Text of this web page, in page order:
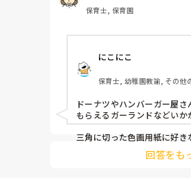
装飾や売り物を作ります。
かったら案をください。よろ
保育士, 保育園
にこにこ
保育士, 幼稚園教諭, その他
ドーナツやハンバーガー屋
もらえるガーランドなどいか
三角に切った色画用紙に好
たり、シール貼りをしたも
て貼るだけで、雰囲気が賑や
回答をも